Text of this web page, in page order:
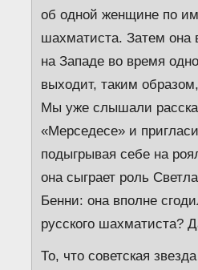
об одной женщине по
шахматиста. Затем она
на Западе во время
выходит, таким
Мы уже слышали
«Мерседесе» и
подыгрывая себе на
она сыграет роль
Бенни: она вполне
русского шахматиста?
То, что советская